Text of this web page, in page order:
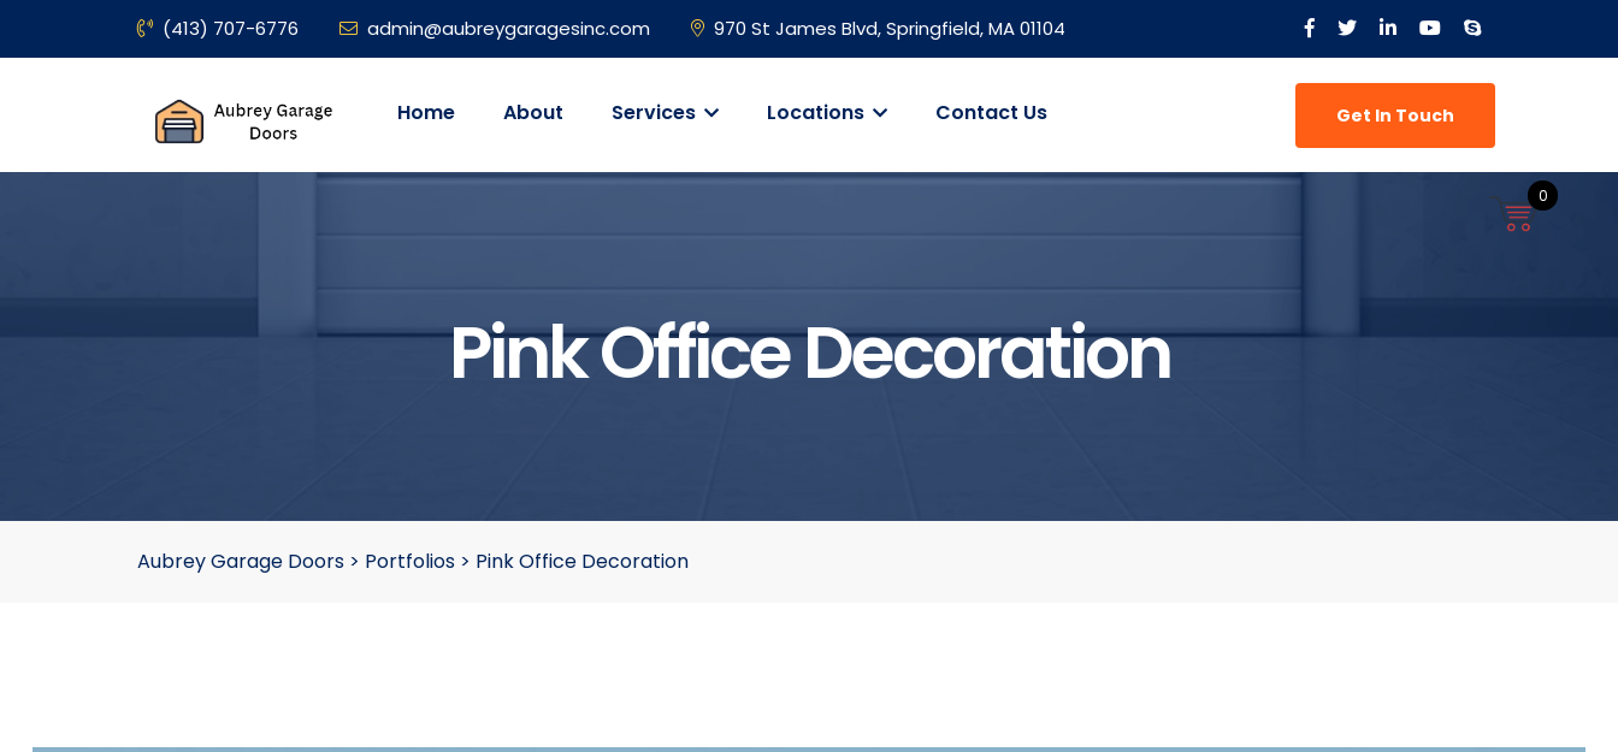
(413) 707-6776 admin@aubreygaragesinc.com 970 St James Blvd, Springfield, MA 01104
Home About Services Locations Contact Us Get In Touch
Pink Office Decoration
Aubrey Garage Doors > Portfolios > Pink Office Decoration
0